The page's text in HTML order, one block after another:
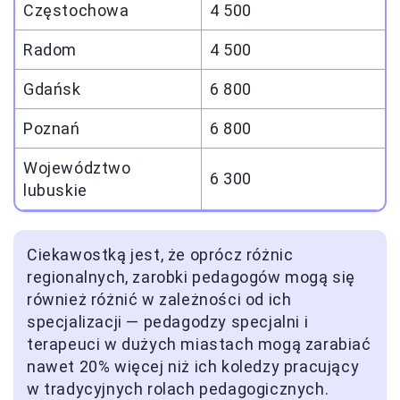
Częstochowa 4 500
Radom 4 500
Gdańsk 6 800
Poznań 6 800
Województwo
lubuskie
6 300
Ciekawostką jest, że oprócz różnic
regionalnych, zarobki pedagogów mogą się
również różnić w zależności od ich
specjalizacji — pedagodzy specjalni i
terapeuci w dużych miastach mogą zarabiać
nawet 20% więcej niż ich koledzy pracujący
w tradycyjnych rolach pedagogicznych.